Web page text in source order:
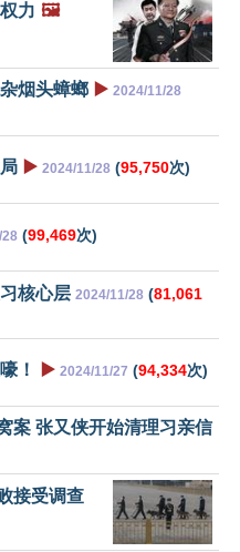
力 🖼️
烟头蟑螂 ▶️ 2024/11/28
▶️ 2024/11/28 (95,750次)
28 (99,469次)
核心层 2024/11/28 (81,061
！ ▶️ 2024/11/27 (94,334次)
案 张又侠开始清理习亲信
接受调查